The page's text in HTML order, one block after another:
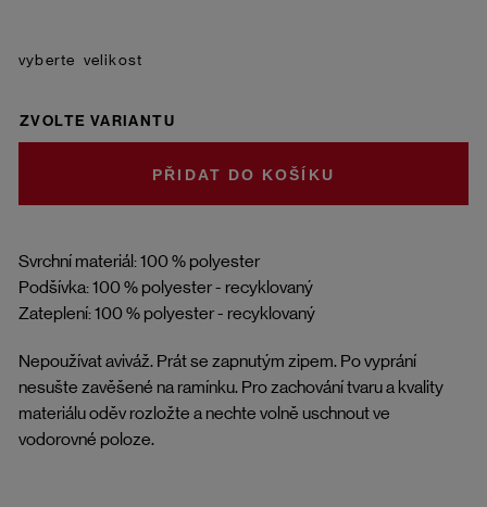
Svrchní materiál: 100 % polyester
Podšívka: 100 % polyester - recyklovaný
Zateplení: 100 % polyester - recyklovaný
Nepoužívat aviváž. Prát se zapnutým zipem. Po vyprání
nesušte zavěšené na ramínku. Pro zachování tvaru a kvality
materiálu oděv rozložte a nechte volně uschnout ve
vodorovné poloze.
velikost
ZVOLTE VARIANTU
DO KOŠÍKU